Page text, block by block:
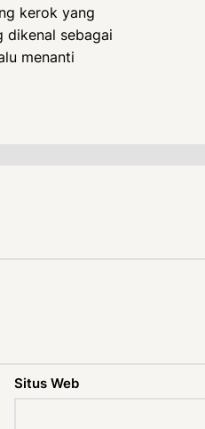
kerok yang
dikenal sebagai
menanti
Situs Web